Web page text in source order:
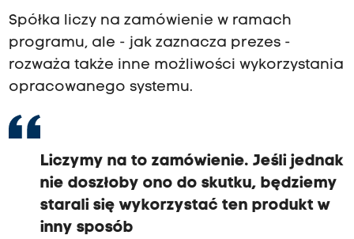
Spółka liczy na zamówienie w ramach
programu, ale - jak zaznacza prezes -
rozważa także inne możliwości wykorzystania
opracowanego systemu.
Liczymy na to zamówienie. Jeśli jednak
nie doszłoby ono do skutku, będziemy
starali się wykorzystać ten produkt w
inny sposób